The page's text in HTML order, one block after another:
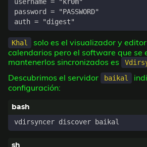
Khal
solo es el visualizador y
calendarios pero el software que se
mantenerlos sincronizados es
Descubrimos el servidor
baikal
configuración: